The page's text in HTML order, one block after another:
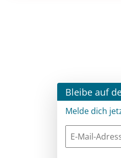
Bleibe auf
Melde dich